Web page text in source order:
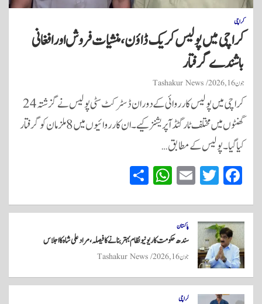
کراچی
کراچی میں پولیس کریک ڈاؤن، منشیات فروش اور افغانی
باشندے گرفتار
جون 16, 2026 Tashakur News
کراچی میں پولیس کارروائی کے دوران ڈسٹرکٹ سٹی پولیس نے گزشتہ 24
گھنٹوں میں مختلف ٹارگٹڈ آپریشنز کیے۔ ان کارروائیوں میں 8 ملزمان کو گرفتار
کیا گیا۔ پولیس کے مطابق…
Fa
ce
bo
ok
T
wi
tte
r
E
m
ail
W
ha
ts
A
pp
re
پاکستان
سندھ حکومت کا ریونیو نظام بہتر بنانے کا فیصلہ، مراد علی شاہ کا اجلاس
جون 16, 2026 Tashakur News
کراچی